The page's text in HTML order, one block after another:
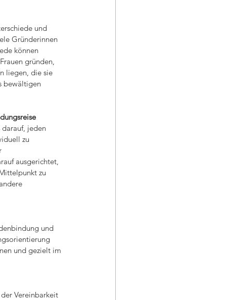
und
Gründerinnen
können
gründen,
liegen, die sie
bewältigen
darauf, jeden
zu
ausgerichtet,
zu
und
und gezielt im
Vereinbarkeit